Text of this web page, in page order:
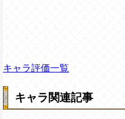
キャラ評価一覧
キャラ関連記事